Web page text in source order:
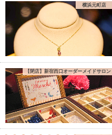
横浜元町店
【閉店】新宿西口オーダーメイドサロン